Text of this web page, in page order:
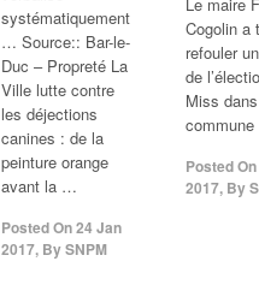
systématiquement
… Source:: Bar-le-
Duc – Propreté La
Ville lutte contre
les déjections
canines : de la
peinture orange
avant la …
Posted On24 Jan
2017, BySNPM
Cogolin a
refouler
de
Miss
commune
Posted On
2017, By